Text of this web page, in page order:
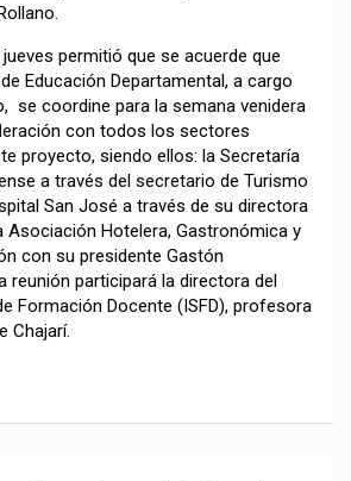
permitió que se acuerde que
Educación Departamental, a cargo
se coordine para la semana venidera
con todos los sectores
proyecto, siendo ellos: la Secretaría
a través del secretario de Turismo
San José a través de su directora
Asociación Hotelera, Gastronómica y
con su presidente Gastón
reunión participará la directora del
Formación Docente (ISFD), profesora
Chajarí.